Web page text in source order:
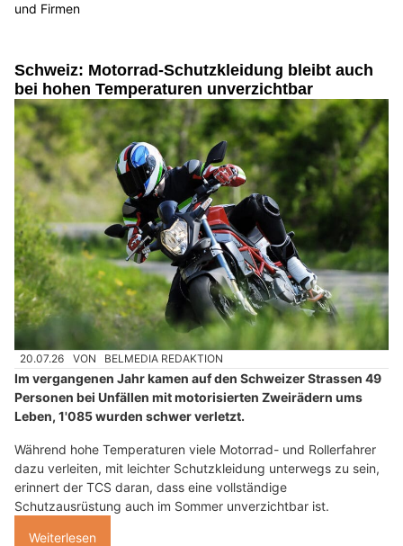
und Firmen
Schweiz: Motorrad-Schutzkleidung bleibt auch
bei hohen Temperaturen unverzichtbar
20.07.26 VON BELMEDIA REDAKTION
Im vergangenen Jahr kamen auf den Schweizer Strassen 49
Personen bei Unfällen mit motorisierten Zweirädern ums
Leben, 1'085 wurden schwer verletzt.
Während hohe Temperaturen viele Motorrad- und Rollerfahrer
dazu verleiten, mit leichter Schutzkleidung unterwegs zu sein,
erinnert der TCS daran, dass eine vollständige
Schutzausrüstung auch im Sommer unverzichtbar ist.
Weiterlesen